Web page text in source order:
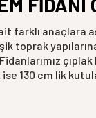
FİDANI
farklı anaçlara
toprak
130 cm lik